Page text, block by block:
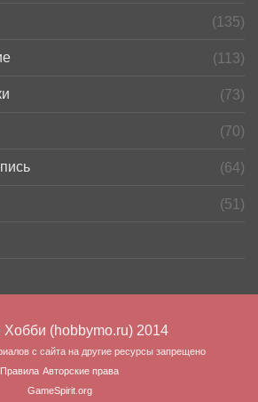
(135)
(113)
(73)
(70)
(64)
(51)
(hobbymo.ru) 2014
с сайта на другие ресурсы запрещено
Правила Авторские права
GameSpirit.org